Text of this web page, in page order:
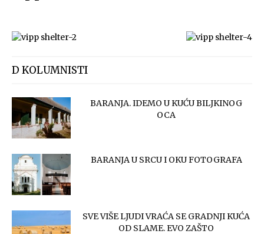
D KOLUMNISTI
BARANJA. IDEMO U KUĆU BILJKINOG
OCA
BARANJA U SRCU I OKU FOTOGRAFA
SVE VIŠE LJUDI VRAĆA SE GRADNJI KUĆA
OD SLAME. EVO ZAŠTO